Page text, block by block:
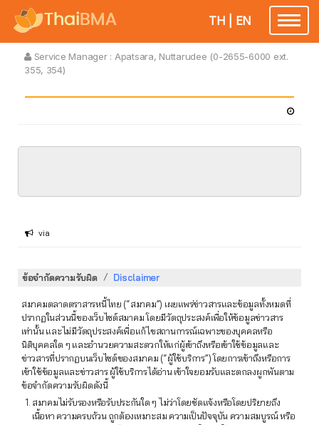
Toggle
TH EN
Service Manager : Apatsara, Nuttarudee (0-2655-6000 ext.
355, 354)
via
ข้อจำกัดความรับผิด / Disclaimer
สมาคมตลาดตราสารหนี้ไทย (“สมาคม”) เผยแพร่ข่าวสารและข้อมูลทั้งหมดที่
ปรากฏในส่วนนี้ของเว็บไซต์สมาคม โดยมีวัตถุประสงค์เพื่อให้ข้อมูลข่าวสาร
เท่านั้น และไม่มีวัตถุประสงค์เพื่อแก้ไขสถานการณ์เฉพาะของบุคคลหรือ
นิติบุคคลใด ๆ และอำนวยความสะดวกให้แก่ผู้เข้าถึงหรือเข้าใช้ข้อมูลและ
ข่าวสารที่ปรากฏบนเว็บไซต์ของสมาคม (“ผู้ใช้บริการ”) โดยการเข้าถึงหรือการ
เข้าใช้ข้อมูลและข่าวสาร ผู้ใช้บริการได้อ่าน เข้าใจยอมรับและตกลงผูกพันตาม
ข้อจำกัดความรับผิดดังนี้
สมาคมไม่รับรองหรือรับประกันใด ๆ ไม่ว่าโดยชัดแจ้งหรือโดยปริยายถึง
เนื้อหา ความครบถ้วน ถูกต้องเหมาะสม ความเป็นปัจจุบัน ความสมบูรณ์ หรือ